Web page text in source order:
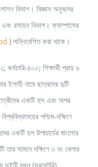
বিভাগ। বিজ্ঞান অনুষদের
এবং রসায়ন বিভাগ। ক্যাম্পাসের
) সন্নিবেশিত করা থাকে।
৪০০; শিক্ষার্থী প্রায় ৯
ইলাহী নামে ছাত্রদের দুটি
একটি হল এবং অপর
পশ্চিম-দক্ষিণে
একটি হল উপাচার্যের বাংলোর
সামনে দক্ষিণে ৩ নং খেলার
দুইটি ভবন (ডরমেটরি),